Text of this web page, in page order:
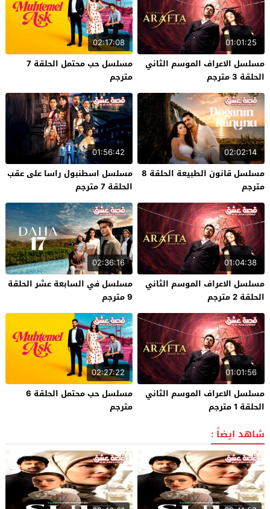
01:01:25
مسلسل الاعراف الموسم الثاني
الحلقة 3 مترجم
02:17:08
مسلسل حب محتمل الحلقة 7
مترجم
02:02:14
مسلسل قانون الطبيعة الحلقة 8
مترجم
01:56:42
مسلسل اسطنبول راسا على عقب
الحلقة 7 مترجم
01:04:38
مسلسل الاعراف الموسم الثاني
الحلقة 2 مترجم
02:36:16
مسلسل في السابعة عشر الحلقة
9 مترجم
01:01:56
مسلسل الاعراف الموسم الثاني
الحلقة 1 مترجم
02:27:22
مسلسل حب محتمل الحلقة 6
مترجم
شاهد ايضاً :